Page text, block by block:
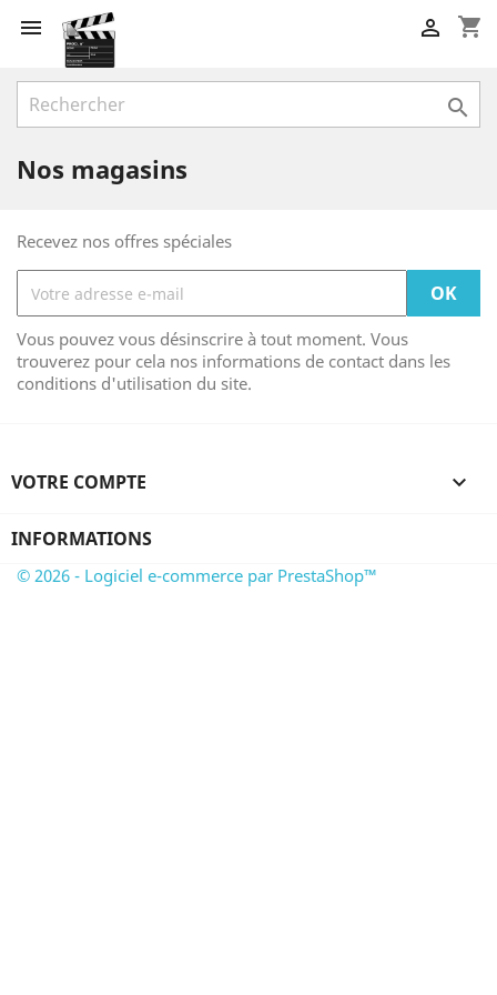
 shopping_cart


Nos magasins
Recevez nos offres spéciales
Vous pouvez vous désinscrire à tout moment. Vous
trouverez pour cela nos informations de contact dans les
conditions d'utilisation du site.
VOTRE COMPTE 
INFORMATIONS
© 2026 - Logiciel e-commerce par PrestaShop™